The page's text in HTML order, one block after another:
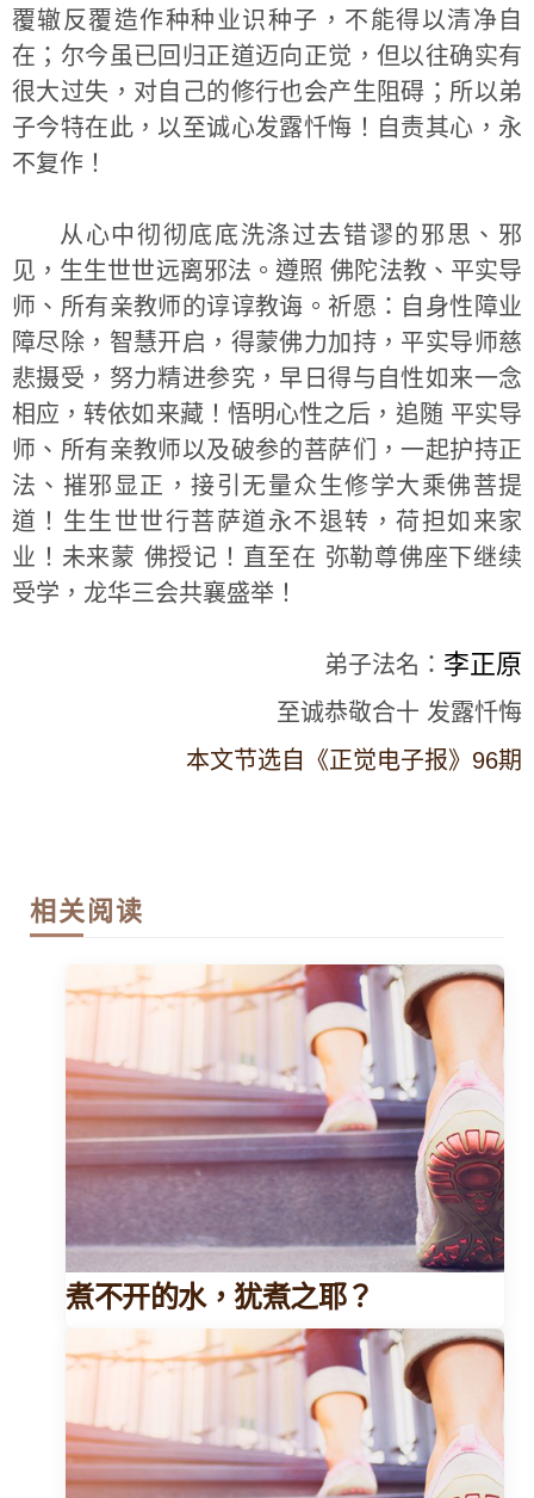
覆辙反覆造作种种业识种子，不能得以清净自
在；尔今虽已回归正道迈向正觉，但以往确实有
很大过失，对自己的修行也会产生阻碍；所以弟
子今特在此，以至诚心发露忏悔！自责其心，永
不复作！
从心中彻彻底底洗涤过去错谬的邪思、邪
见，生生世世远离邪法。遵照 佛陀法教、平实导
师、所有亲教师的谆谆教诲。祈愿：自身性障业
障尽除，智慧开启，得蒙佛力加持，平实导师慈
悲摄受，努力精进参究，早日得与自性如来一念
相应，转依如来藏！悟明心性之后，追随 平实导
师、所有亲教师以及破参的菩萨们，一起护持正
法、摧邪显正，接引无量众生修学大乘佛菩提
道！生生世世行菩萨道永不退转，荷担如来家
业！未来蒙 佛授记！直至在 弥勒尊佛座下继续
受学，龙华三会共襄盛举！
弟子法名： 李正原
至诚恭敬合十 发露忏悔
本文节选自《正觉电子报》96期
相关阅读
煮不开的水，犹煮之耶？